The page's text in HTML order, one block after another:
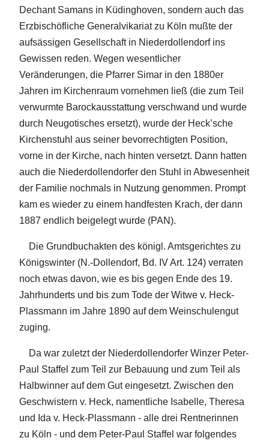
Dechant Samans in Küdinghoven, sondern auch das
Erzbischöfliche Generalvikariat zu Köln mußte der
aufsässigen Gesellschaft in Niederdollendorf ins
Gewissen reden. Wegen wesentlicher
Veränderungen, die Pfarrer Simar in den 1880er
Jahren im Kirchenraum vornehmen ließ (die zum Teil
verwurmte Barockausstattung verschwand und wurde
durch Neugotisches ersetzt), wurde der Heck’sche
Kirchenstuhl aus seiner bevorrechtigten Position,
vorne in der Kirche, nach hinten versetzt. Dann hatten
auch die Niederdollendorfer den Stuhl in Abwesenheit
der Familie nochmals in Nutzung genommen. Prompt
kam es wieder zu einem handfesten Krach, der dann
1887 endlich beigelegt wurde (PAN).
Die Grundbuchakten des königl. Amtsgerichtes zu
Königswinter (N.-Dollendorf, Bd. IV Art. 124) verraten
noch etwas davon, wie es bis gegen Ende des 19.
Jahrhunderts und bis zum Tode der Witwe v. Heck-
Plassmann im Jahre 1890 auf dem Weinschulengut
zuging.
Da war zuletzt der Niederdollendorfer Winzer Peter-
Paul Staffel zum Teil zur Bebauung und zum Teil als
Halbwinner auf dem Gut eingesetzt. Zwischen den
Geschwistern v. Heck, namentliche Isabelle, Theresa
und Ida v. Heck-Plassmann - alle drei Rentnerinnen
zu Köln - und dem Peter-Paul Staffel war folgendes